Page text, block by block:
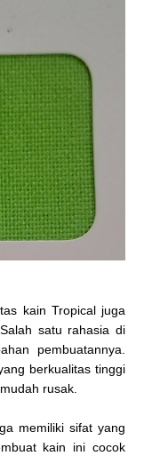
Tropical juga
satu rahasia di
pembuatannya.
berkualitas tinggi
rusak.
sifat yang
kain ini cocok